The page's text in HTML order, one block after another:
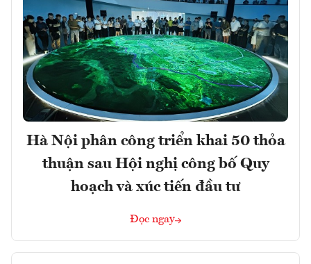
Hà Nội phân công triển khai 50 thỏa
thuận sau Hội nghị công bố Quy
hoạch và xúc tiến đầu tư
Đọc ngay